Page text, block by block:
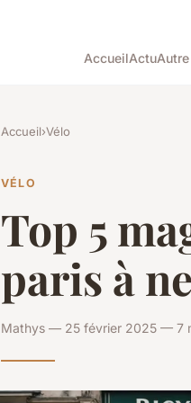
AccueilActu
Accueil›Vélo
VÉLO
Top 5
paris à
Mathys — 25 février 2025 — 7